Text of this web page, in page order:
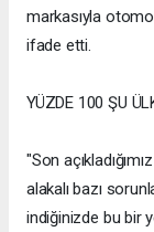
markasıyla
ifade etti.
YÜZDE 100 ŞU
"Son
alakalı bazı
indiğinizde bu bir